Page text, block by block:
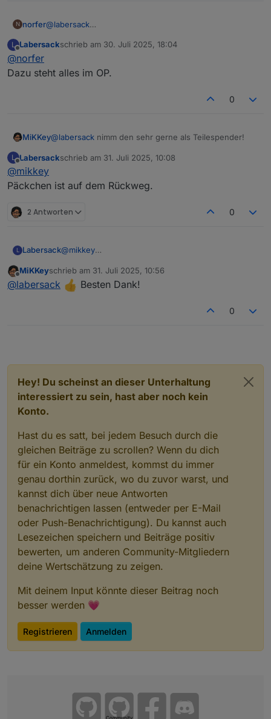
N norfer@labersack
das Päckchen schicken?
L
Offline
Labersackschrieb am 30. Juli 2025, 18:04
zuletzt editiert von
@norfer
Dazu steht alles im OP.
0
MiKKey@labersack nimm den sehr gerne als Teilespender!
Nur so macht es für alle Sinn!
Rücksendelabel ist auf dem Weg.
L
Offline
Labersackschrieb am 31. Juli 2025, 10:08
zuletzt editiert von
@mikkey
Päckchen ist auf dem Rückweg.
2 Antworten 0
L Labersack@mikkey
Offline
MiKKeyschrieb am 31. Juli 2025, 10:56
zuletzt editiert von
@labersack Besten Dank!
0
Hey! Du scheinst an dieser Unterhaltung
interessiert zu sein, hast aber noch kein
Konto.
Hast du es satt, bei jedem Besuch durch die
gleichen Beiträge zu scrollen? Wenn du dich
für ein Konto anmeldest, kommst du immer
genau dorthin zurück, wo du zuvor warst, und
kannst dich über neue Antworten
benachrichtigen lassen (entweder per E-Mail
oder Push-Benachrichtigung). Du kannst auch
Lesezeichen speichern und Beiträge positiv
bewerten, um anderen Community-Mitgliedern
deine Wertschätzung zu zeigen.
Mit deinem Input könnte dieser Beitrag noch
besser werden 💗
Registrieren Anmelden
Community